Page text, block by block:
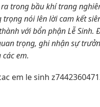
trong bầu khí trang
trọng nói lên lời cam kết
với bổn phận Lễ
trọng, ghi nhận sự
em.